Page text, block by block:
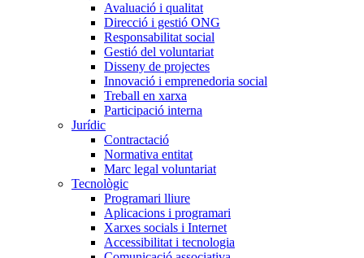
Avaluació i qualitat
Direcció i gestió ONG
Responsabilitat social
Gestió del voluntariat
Disseny de projectes
Innovació i emprenedoria social
Treball en xarxa
Participació interna
Jurídic
Contractació
Normativa entitat
Marc legal voluntariat
Tecnològic
Programari lliure
Aplicacions i programari
Xarxes socials i Internet
Accessibilitat i tecnologia